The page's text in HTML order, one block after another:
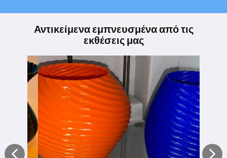
Αντικείμενα εμπνευσμένα από τις
εκθέσεις μας